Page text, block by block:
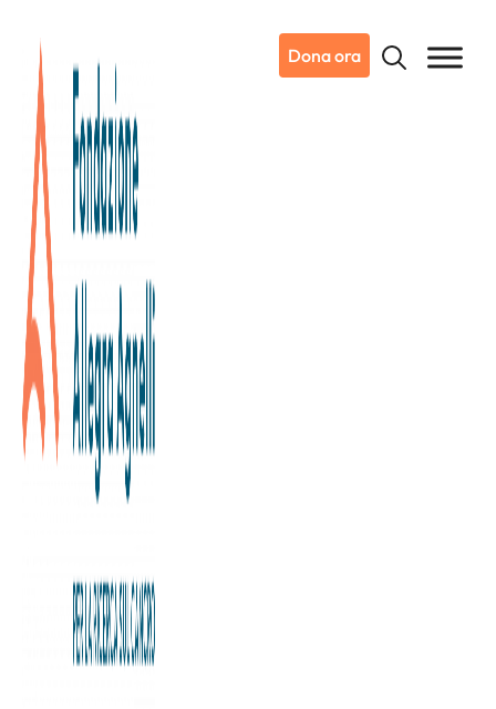
Dona ora
10/12/2025
Dicono di noi
Con la nuova Sala Angiografica
diagnosi accurate e sicurezza